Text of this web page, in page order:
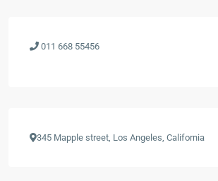
011 668 55456
345 Mapple street, Los Angeles, California